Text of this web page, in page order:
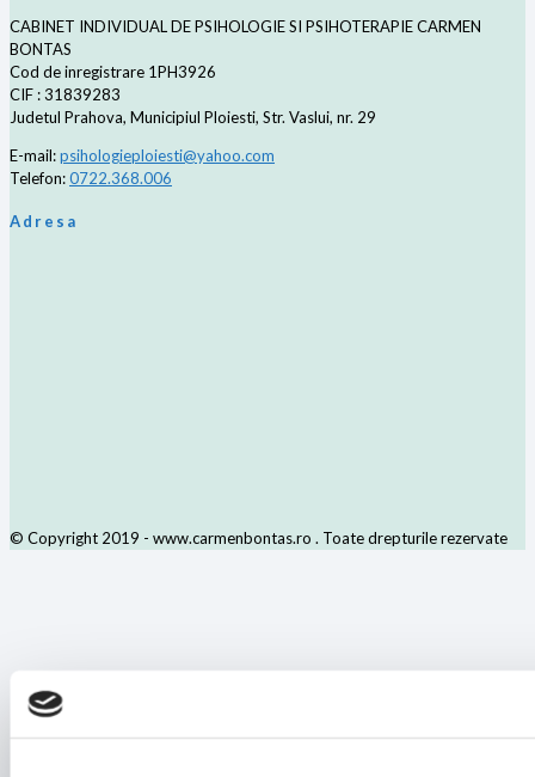
CABINET INDIVIDUAL DE PSIHOLOGIE SI PSIHOTERAPIE CARMEN
BONTAS
Cod de inregistrare 1PH3926
CIF : 31839283
Judetul Prahova, Municipiul Ploiesti, Str. Vaslui, nr. 29
E-mail:psihologieploiesti@yahoo.com
Telefon:0722.368.006
Adresa
© Copyright 2019 - www.carmenbontas.ro . Toate drepturile rezervate